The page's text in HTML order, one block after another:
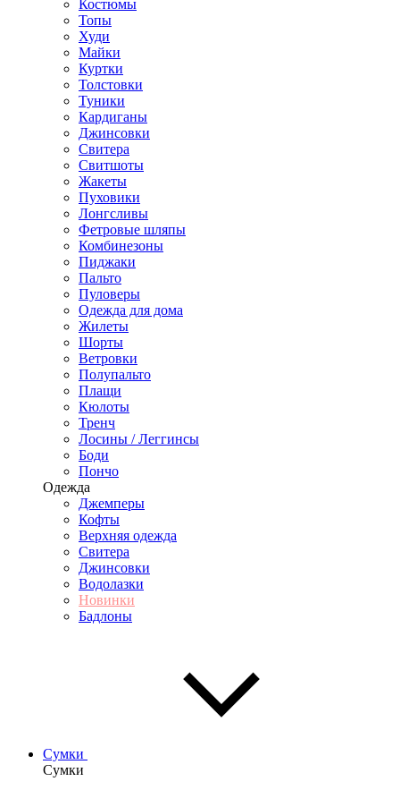
Костюмы
Топы
Худи
Майки
Куртки
Толстовки
Туники
Кардиганы
Джинсовки
Свитера
Свитшоты
Жакеты
Пуховики
Лонгсливы
Фетровые шляпы
Комбинезоны
Пиджаки
Пальто
Пуловеры
Одежда для дома
Жилеты
Шорты
Ветровки
Полупальто
Плащи
Кюлоты
Тренч
Лосины / Леггинсы
Боди
Пончо
Одежда
Джемперы
Кофты
Верхняя одежда
Свитера
Джинсовки
Водолазки
Новинки
Бадлоны
Сумки
Сумки